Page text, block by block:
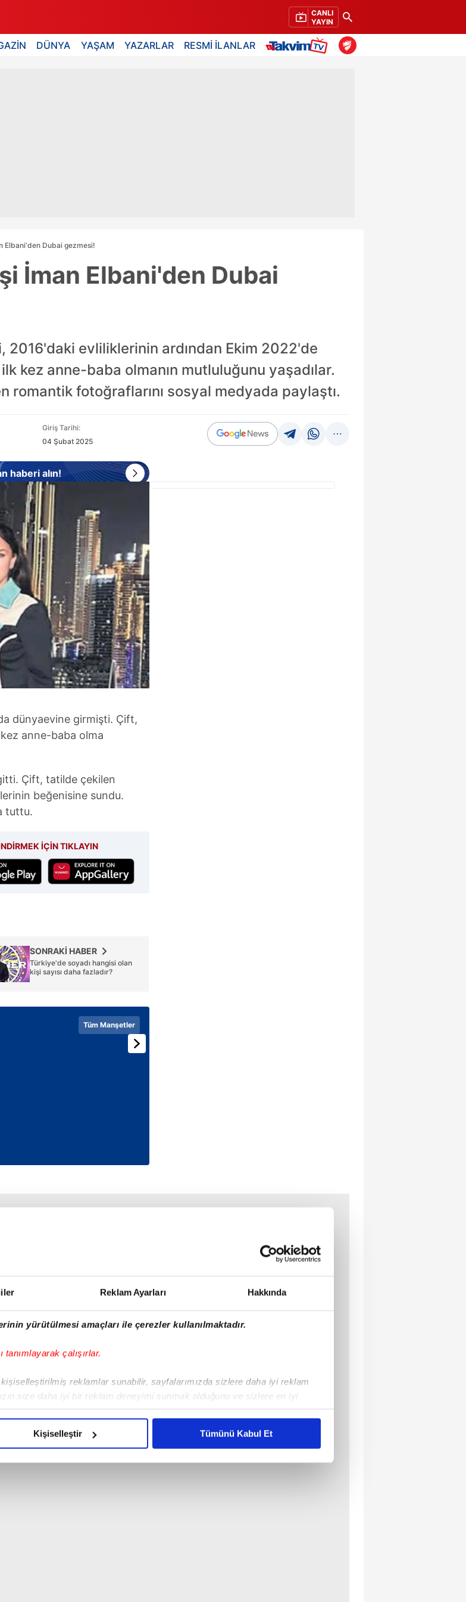
Reklam Ayarları Hakkında
yürütülmesi amaçları ile çerezler kullanılmaktadır.
tanımlayarak çalışırlar.
reklamlar sunabilir, sayfalarımızda sizlere daha iyi reklam
size daha iyi bir reklam deneyimi sunmak olduğunu ve sizlere en iyi
gösterdiğimizi ve bu noktada, reklamların maliyetlerimizi karşılamak
Kişiselleştir Tümünü Kabul Et
CANLI
YAYIN
DÜNYA YAŞAM YAZARLAR RESMİ İLANLAR
Elbani'den Dubai gezmesi!
İman Elbani'den Dubai
2016'daki evliliklerinin ardından Ekim 2022'de
ilk kez anne-baba olmanın mutluluğunu yaşadılar.
fotoğraflarını sosyal medyada paylaştı.
Giriş Tarihi:
04 Şubat 2025
haberi alın!
dünyaevine girmişti. Çift,
anne-baba olma
Çift, tatilde çekilen
beğenisine sundu.
tuttu.
İÇİN TIKLAYIN
SONRAKİ HABER
Türkiye'de soyadı hangisi olan
kişi sayısı daha fazladır?
Tüm Manşetler